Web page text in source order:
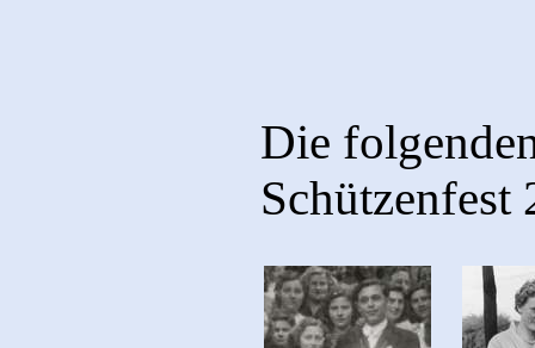
Die
Schützenfest